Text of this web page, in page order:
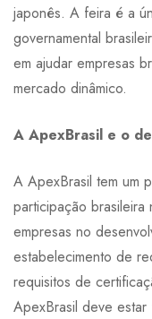
japonês. A feira é a
governamental
em ajudar empresas
mercado dinâmico.
A ApexBrasil e o
A ApexBrasil tem um
participação brasileira
empresas no
estabelecimento de
requisitos de
ApexBrasil deve